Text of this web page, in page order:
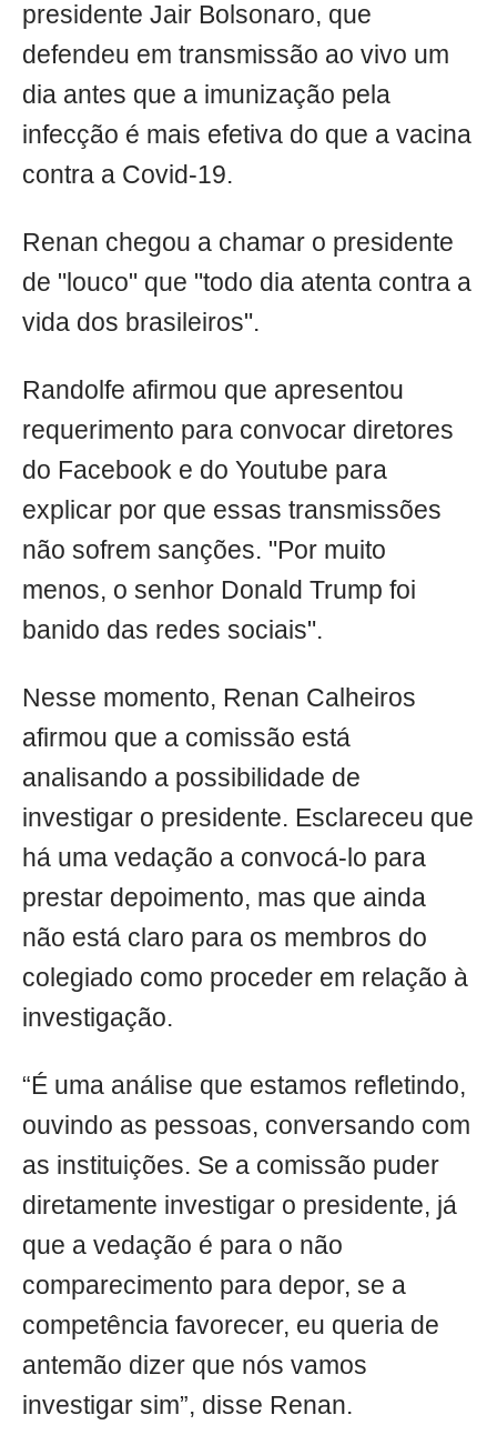
presidente Jair Bolsonaro, que
defendeu em transmissão ao vivo um
dia antes que a imunização pela
infecção é mais efetiva do que a vacina
contra a Covid-19.
Renan chegou a chamar o presidente
de "louco" que "todo dia atenta contra a
vida dos brasileiros".
Randolfe afirmou que apresentou
requerimento para convocar diretores
do Facebook e do Youtube para
explicar por que essas transmissões
não sofrem sanções. "Por muito
menos, o senhor Donald Trump foi
banido das redes sociais".
Nesse momento, Renan Calheiros
afirmou que a comissão está
analisando a possibilidade de
investigar o presidente. Esclareceu que
há uma vedação a convocá-lo para
prestar depoimento, mas que ainda
não está claro para os membros do
colegiado como proceder em relação à
investigação.
“É uma análise que estamos refletindo,
ouvindo as pessoas, conversando com
as instituições. Se a comissão puder
diretamente investigar o presidente, já
que a vedação é para o não
comparecimento para depor, se a
competência favorecer, eu queria de
antemão dizer que nós vamos
investigar sim”, disse Renan.